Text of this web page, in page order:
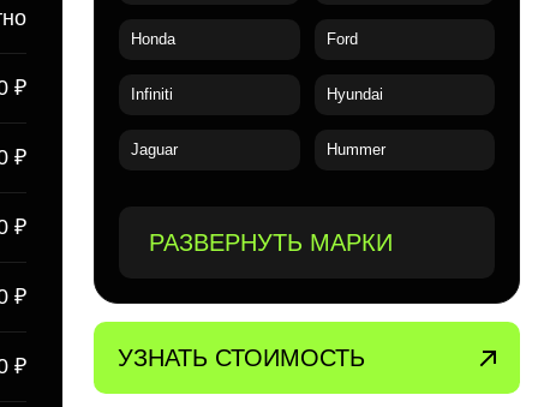
₽
₽
₽
₽
₽
Honda Ford
Infiniti Hyundai
Jaguar Hummer
РАЗВЕРНУТЬ МАРКИ
УЗНАТЬ СТОИМОСТЬ